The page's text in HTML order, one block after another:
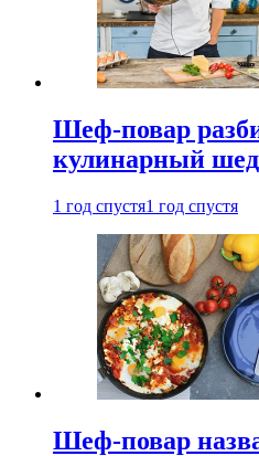
Шеф-повар
кулинарный
1 год спустя1 год спустя
Шеф-повар